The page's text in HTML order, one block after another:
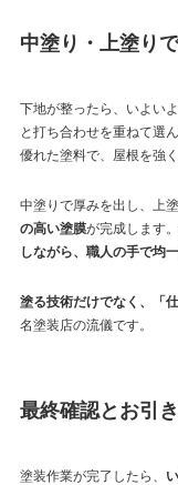
中塗り・上塗り
下地が整ったら、いよいよ
と打ち合わせを重ねて選
優れた塗料で、屋根を強
中塗りで厚みを出し、上
の高い塗膜が完成します
しながら、職人の手で均
塗る技術だけでなく、「
名塗装店の流儀です。
最終確認とお引
塗装作業が完了したら、